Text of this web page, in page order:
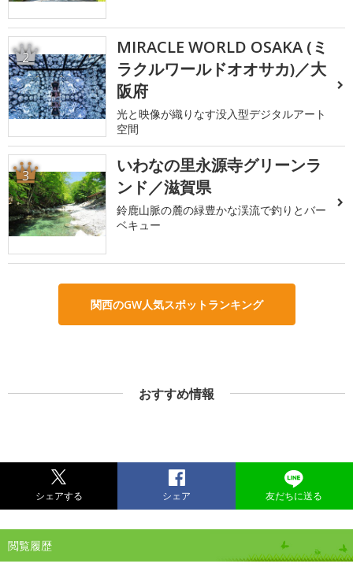
2
MIRACLE WORLD OSAKA (ミ
ラクルワールドオオサカ)／大
阪府
光と映像が織りなす没入型デジタルアート
空間
3
いわなの里永源寺グリーンラ
ンド／滋賀県
鈴鹿山脈の麓の緑豊かな渓流で釣りとバー
ベキュー
関西のGW人気スポットランキング
おすすめ情報
シェアする シェア 友だちに送る
閲覧履歴